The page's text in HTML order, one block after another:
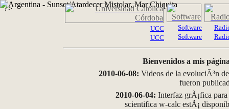
?>
UCC
UCC
Software
Software
Bienvenidos a mis
2010-06-08: Videos de la evoluciÃ³n
fueron
2010-06-04: Interfaz grÃ¡fica
scientifica w-calc estÃ¡